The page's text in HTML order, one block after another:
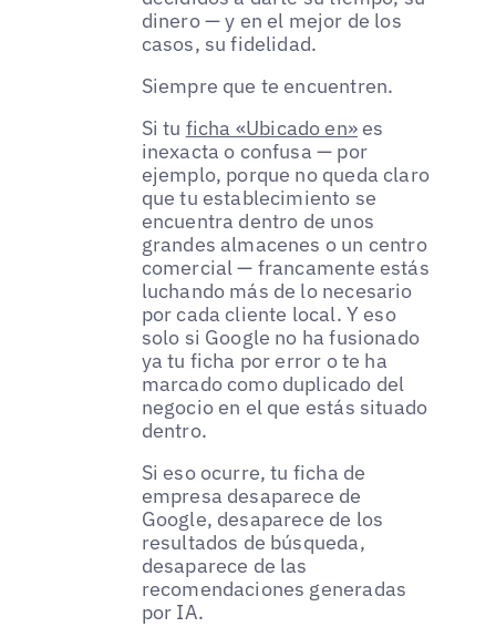
dinero — y en el mejor de los
casos, su fidelidad.
Siempre que te encuentren.
Si tu ficha «Ubicado en»es
inexacta o confusa — por
ejemplo, porque no queda claro
que tu establecimiento se
encuentra dentro de unos
grandes almacenes o un centro
comercial — francamente estás
luchando más de lo necesario
por cada cliente local. Y eso
solo si Google no ha fusionado
ya tu ficha por error o te ha
marcado como duplicado del
negocio en el que estás situado
dentro.
Si eso ocurre, tu ficha de
empresa desaparece de
Google, desaparece de los
resultados de búsqueda,
desaparece de las
recomendaciones generadas
por IA.